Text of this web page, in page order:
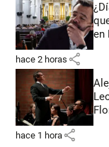
en
hace 2 horas share
hace 1 hora share